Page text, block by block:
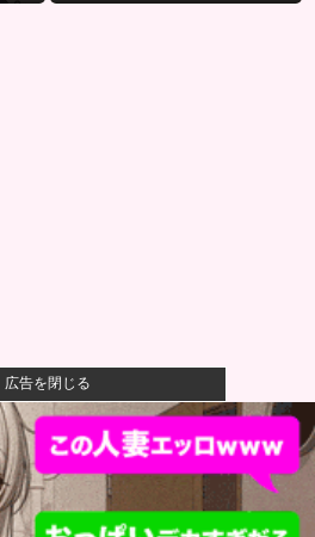
広告を閉じる